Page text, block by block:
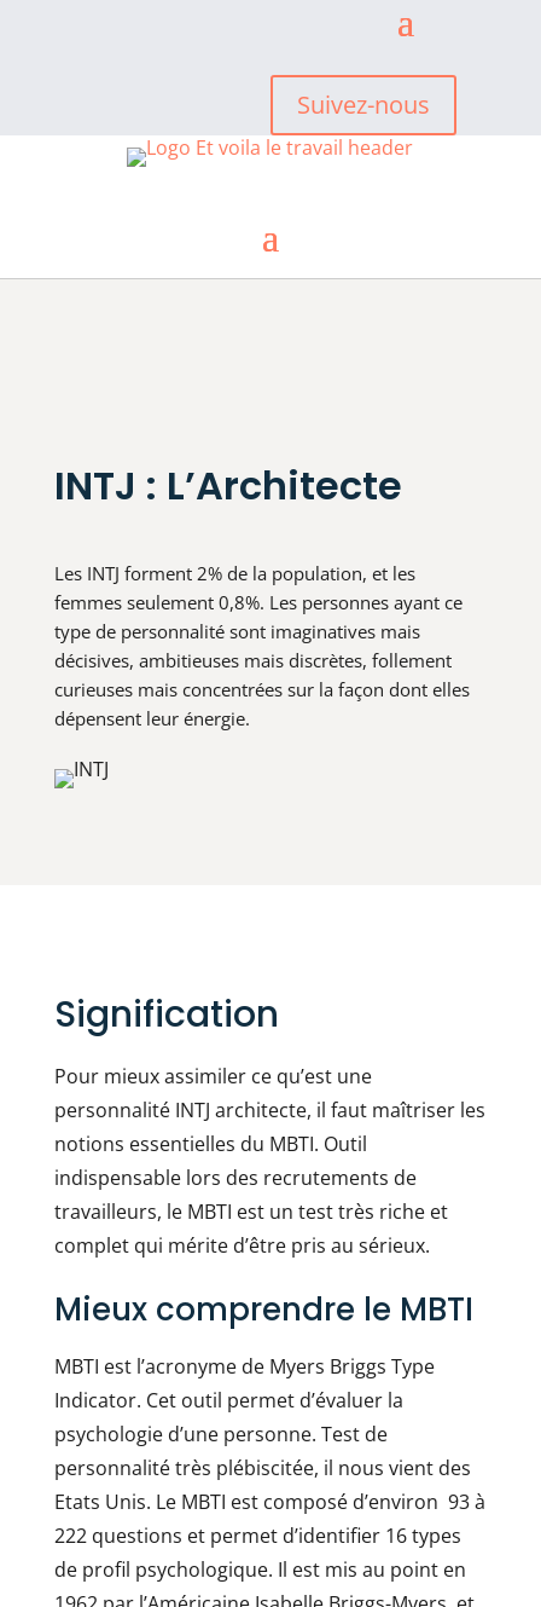
Suivez-nous
INTJ : L’Architecte
Les INTJ forment 2% de la population, et les
femmes seulement 0,8%. Les personnes ayant ce
type de personnalité sont imaginatives mais
décisives, ambitieuses mais discrètes, follement
curieuses mais concentrées sur la façon dont elles
dépensent leur énergie.
Signification
Pour mieux assimiler ce qu’est une
personnalité INTJ architecte, il faut maîtriser les
notions essentielles du MBTI. Outil
indispensable lors des recrutements de
travailleurs, le MBTI est un test très riche et
complet qui mérite d’être pris au sérieux.
Mieux comprendre le MBTI
MBTI est l’acronyme de Myers Briggs Type
Indicator. Cet outil permet d’évaluer la
psychologie d’une personne. Test de
personnalité très plébiscitée, il nous vient des
Etats Unis. Le MBTI est composé d’environ 93 à
222 questions et permet d’identifier 16 types
de profil psychologique. Il est mis au point en